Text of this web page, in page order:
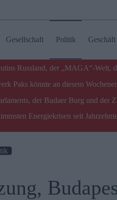
Gesellschaft Politik Geschäft
Russland, der „MAGA“-
Paks könnte an diesem
der Budaer Burg und der
Energiekrisen seit